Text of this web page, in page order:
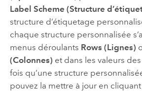
Label Scheme (Structure
structure d’étiquetage
chaque structure personnalisée
menus déroulants Rows (Lignes)
(Colonnes) et dans les valeurs
fois qu’une structure
pouvez la mettre à jour en